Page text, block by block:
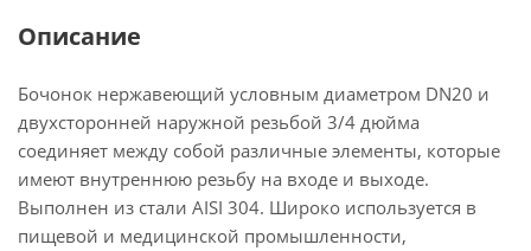
Описание
Бочонок нержавеющий условным диаметром DN20 и
двухсторонней наружной резьбой 3/4 дюйма
соединяет между собой различные элементы, которые
имеют внутреннюю резьбу на входе и выходе.
Выполнен из стали AISI 304. Широко используется в
пищевой и медицинской промышленности,